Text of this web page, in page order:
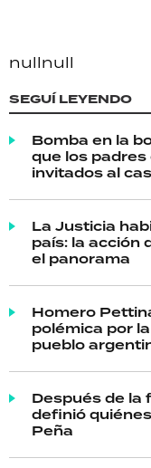
nullnull
SEGUÍ LEYENDO
Bomba en la
que los
invitados al
La Justicia
país: la acción
el panorama
Homero
polémica por
pueblo
Después de la
definió
Peña